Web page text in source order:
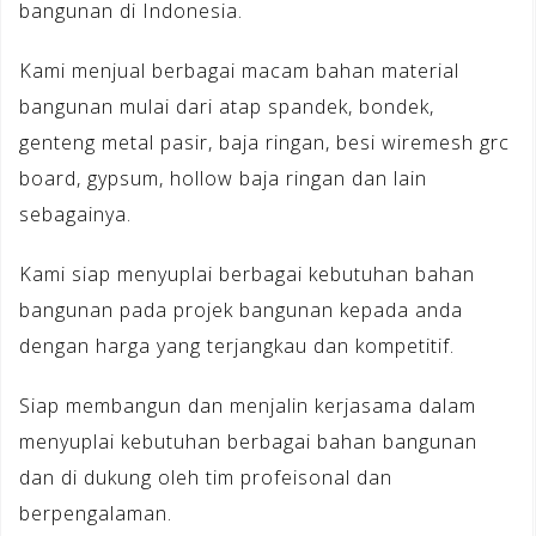
bangunan di Indonesia.
Kami menjual berbagai macam bahan material
bangunan mulai dari atap spandek, bondek,
genteng metal pasir, baja ringan, besi wiremesh grc
board, gypsum, hollow baja ringan dan lain
sebagainya.
Kami siap menyuplai berbagai kebutuhan bahan
bangunan pada projek bangunan kepada anda
dengan harga yang terjangkau dan kompetitif.
Siap membangun dan menjalin kerjasama dalam
menyuplai kebutuhan berbagai bahan bangunan
dan di dukung oleh tim profeisonal dan
berpengalaman.